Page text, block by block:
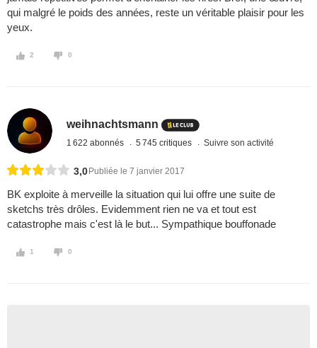
qui malgré le poids des années, reste un véritable plaisir pour les
yeux.
2 0
weihnachtsmann
1 622 abonnés 5 745 critiques Suivre son activité
3,0 Publiée le 7 janvier 2017
BK exploite à merveille la situation qui lui offre une suite de
sketchs très drôles. Evidemment rien ne va et tout est
catastrophe mais c'est là le but... Sympathique bouffonade
1 0